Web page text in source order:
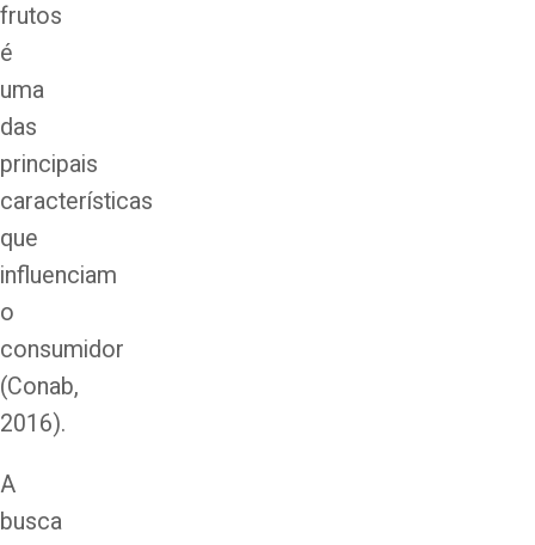
frutos
é
uma
das
principais
características
que
influenciam
o
consumidor
(Conab,
2016).
A
busca